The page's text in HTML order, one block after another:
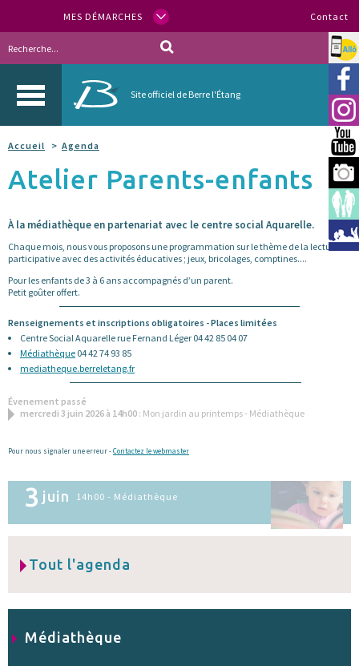
MES DÉMARCHES Contact
Site officiel de Berre l'Étang
Allo
Accueil Agenda
Atelier Parents-enfants
À la médiathèque en partenariat avec le centre social Aquarelle.
Chaque mois, nous vous proposons une programmation sur le thème de la lecture
participative avec des activités éducatives ; jeux, bricolages, comptines....
Pour les enfants de 3 à 6 ans accompagnés d’un parent.
Petit goûter offert.
Renseignements et inscriptions obligatoires - Places limitées
Centre Social Aquarelle rue Fernand Léger 04 42 85 04 07
Médiathèque 04 42 74 93 85
mediatheque.berreletang.fr
Évenement passé
mercredi 3 juin 2026 à 14h00 : Mon jardin au printemps - Médiathèque
Pour nous signaler une erreur -Contactez le webmaster
3 juin 14h00 - Médiathèque
Tout l'agenda
Médiathèque